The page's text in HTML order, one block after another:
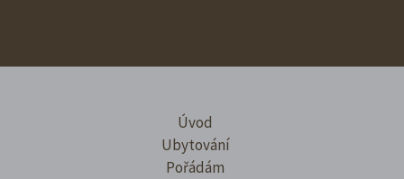
Úvod
Ubytování
Pořádám